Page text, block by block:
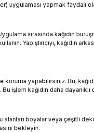
uygulaması yapmak faydalı
sırasında kağıdın
Yapıştırıcıyı,
yapabilirsiniz. Bu,
işlem kağıdın daha dayanıklı
alanları boyalar veya çeşitli
bekleyin.